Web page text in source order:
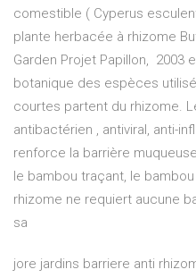
comestible ( Cyperus
plante herbacée à rhizome
Garden Projet Papillon, 2003
botanique des espèces
courtes partent du rhizome.
antibactérien , antiviral, anti-
renforce la barrière
le bambou traçant, le
rhizome ne requiert aucune
sa
jore jardins barriere anti